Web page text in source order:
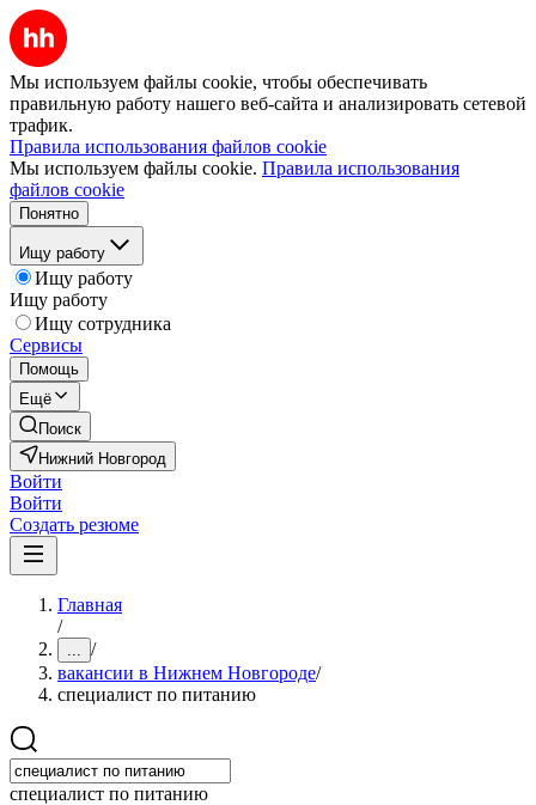
Мы используем файлы cookie, чтобы обеспечивать
правильную работу нашего веб-сайта и анализировать сетевой
трафик.
Правила использования файлов cookie
Мы используем файлы cookie. Правила использования
файлов cookie
Понятно
Ищу работу
Ищу работу
Ищу работу
Ищу сотрудника
Сервисы
Помощь
Ещё
Поиск
Нижний Новгород
Войти
Войти
Создать резюме
Главная
/
... /
вакансии в Нижнем Новгороде/
специалист по питанию
специалист по питанию